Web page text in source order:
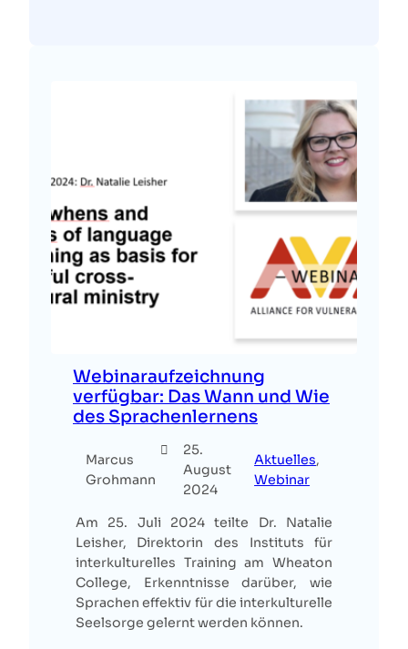
Webinaraufzeichnung
verfügbar: Das Wann und Wie
des Sprachenlernens
Marcus
Grohmann
25.
August
2024
Aktuelles
Webinar
Am 25. Juli 2024 teilte Dr. Natalie
Leisher, Direktorin des Instituts für
interkulturelles Training am Wheaton
College, Erkenntnisse darüber, wie
Sprachen effektiv für die interkulturelle
Seelsorge gelernt werden können.